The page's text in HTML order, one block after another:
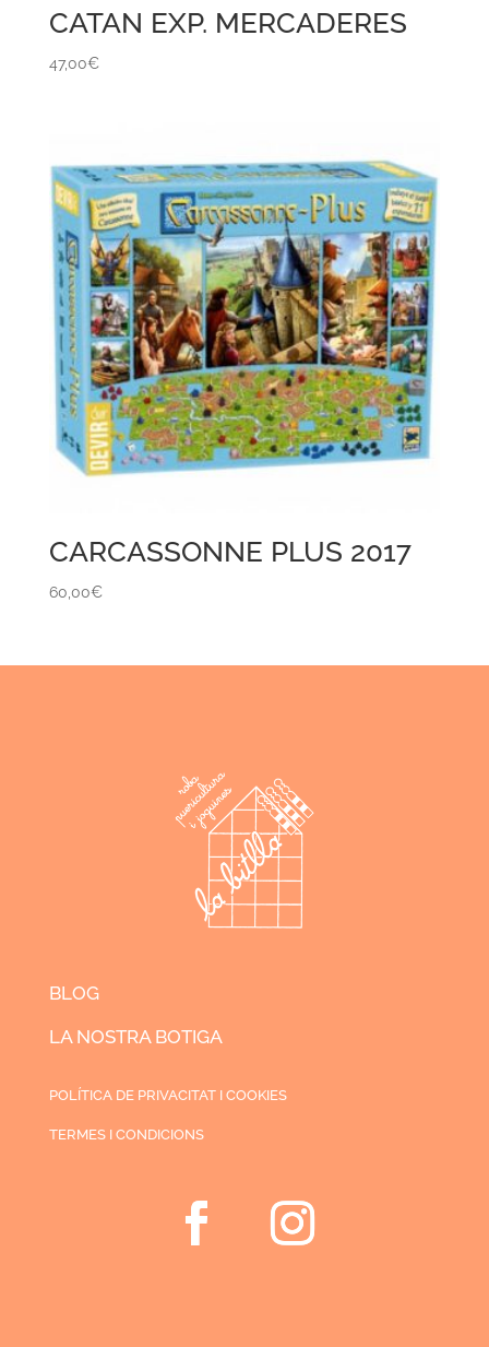
CATAN EXP. MERCADERES
47,00€
CARCASSONNE PLUS 2017
60,00€
BLOG
LA NOSTRA BOTIGA
POLÍTICA DE PRIVACITAT I COOKIES
TERMES I CONDICIONS